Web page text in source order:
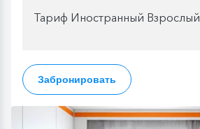
Тариф Иностранный Взрослый
Забронировать